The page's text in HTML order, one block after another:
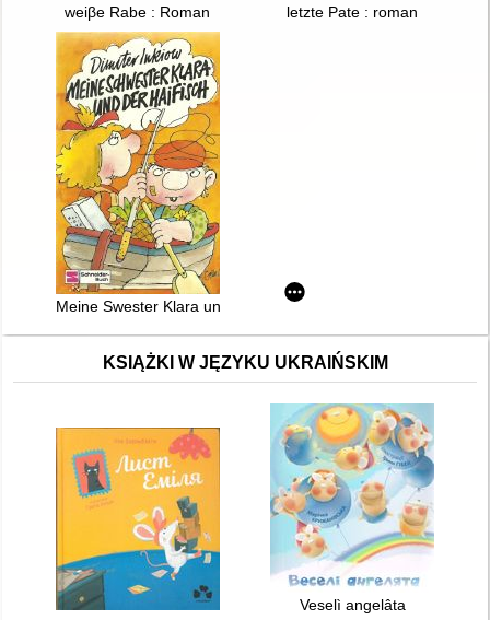
weiβe Rabe : Roman letzte Pate : roman
Meine Swester Klara und der Haifisch
KSIĄŻKI W JĘZYKU UKRAIŃSKIM
Veselì angelâta